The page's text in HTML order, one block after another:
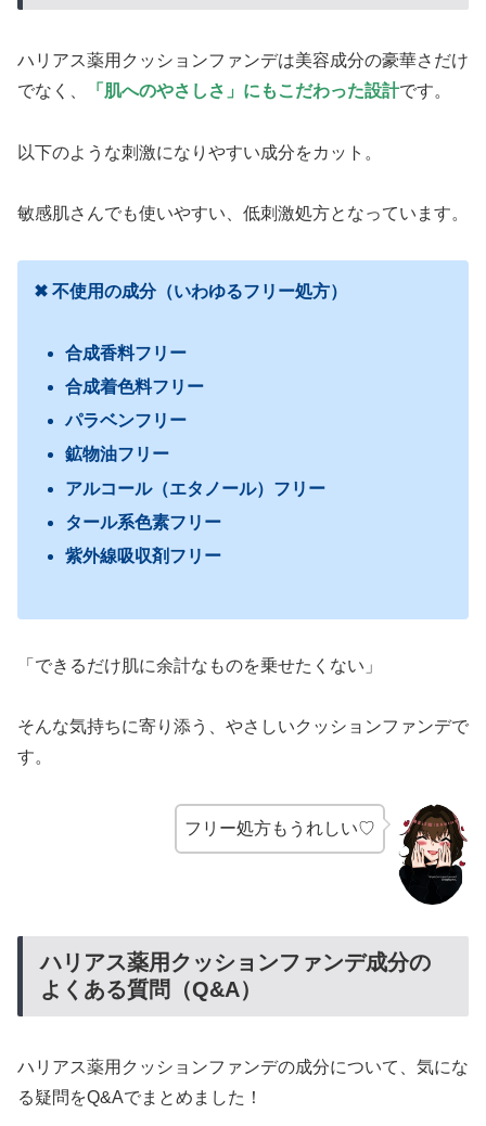
ハリアス薬用クッションファンデは美容成分の豪華さだけ
でなく、
「肌へのやさしさ」にもこだわった設計です。
以下のような刺激になりやすい成分をカット。
敏感肌さんでも使いやすい、低刺激処方となっています。
✖ 不使用の成分（いわゆるフリー処方）
合成香料フリー
合成着色料フリー
パラベンフリー
鉱物油フリー
アルコール（エタノール）フリー
タール系色素フリー
紫外線吸収剤フリー
「できるだけ肌に余計なものを乗せたくない」
そんな気持ちに寄り添う、やさしいクッションファンデで
す。
フリー処方もうれしい♡
ハリアス薬用クッションファンデ成分の
よくある質問（Q&A）
ハリアス薬用クッションファンデの成分について、気にな
る疑問をQ&Aでまとめました！